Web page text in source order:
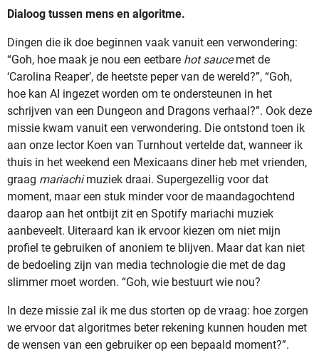
Dialoog tussen mens en algoritme.
Dingen die ik doe beginnen vaak vanuit een verwondering:
“Goh, hoe maak je nou een eetbare hot saucemet de
‘Carolina Reaper’, de heetste peper van de wereld?”, “Goh,
hoe kan AI ingezet worden om te ondersteunen in het
schrijven van een Dungeon and Dragons verhaal?”. Ook deze
missie kwam vanuit een verwondering. Die ontstond toen ik
aan onze lector Koen van Turnhout vertelde dat, wanneer ik
thuis in het weekend een Mexicaans diner heb met vrienden,
graag mariachimuziek draai. Supergezellig voor dat
moment, maar een stuk minder voor de maandagochtend
daarop aan het ontbijt zit en Spotify mariachi muziek
aanbeveelt. Uiteraard kan ik ervoor kiezen om niet mijn
profiel te gebruiken of anoniem te blijven. Maar dat kan niet
de bedoeling zijn van media technologie die met de dag
slimmer moet worden. “Goh, wie bestuurt wie nou?
In deze missie zal ik me dus storten op de vraag: hoe zorgen
we ervoor dat algoritmes beter rekening kunnen houden met
de wensen van een gebruiker op een bepaald moment?”.